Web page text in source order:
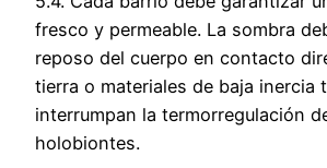
fresco y permeable. La sombra
reposo del cuerpo en contacto
tierra o materiales de baja inercia
interrumpan la termorregulación
holobiontes.